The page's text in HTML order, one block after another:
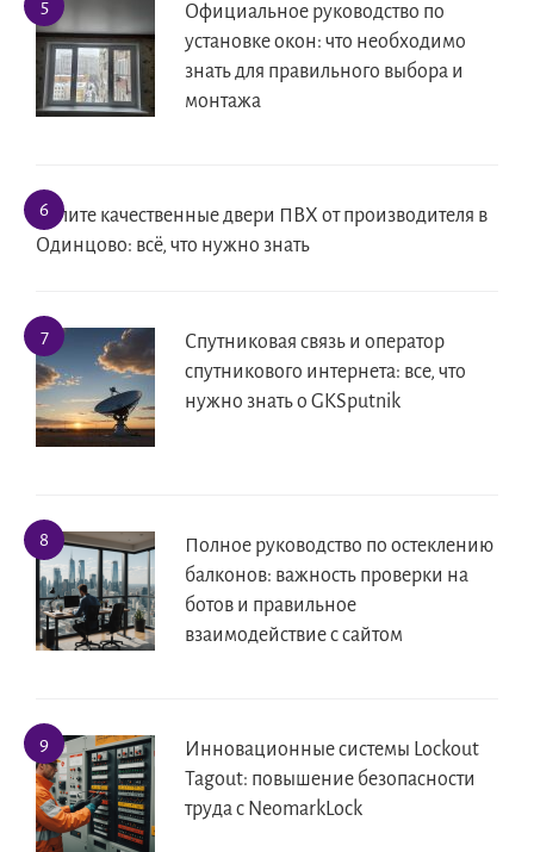
Официальное руководство по
установке окон: что необходимо
знать для правильного выбора и
монтажа
Купите качественные двери ПВХ от производителя в
Одинцово: всё, что нужно знать
Спутниковая связь и оператор
спутникового интернета: все, что
нужно знать о GKSputnik
Полное руководство по остеклению
балконов: важность проверки на
ботов и правильное
взаимодействие с сайтом
Инновационные системы Lockout
Tagout: повышение безопасности
труда с NeomarkLock